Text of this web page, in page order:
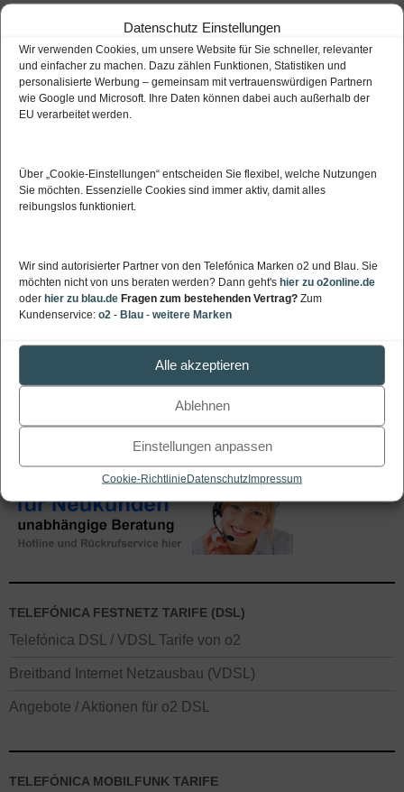
Datenschutz Einstellungen
Wir verwenden Cookies, um unsere Website für Sie schneller, relevanter
und einfacher zu machen. Dazu zählen Funktionen, Statistiken und
personalisierte Werbung – gemeinsam mit vertrauenswürdigen Partnern
wie Google und Microsoft. Ihre Daten können dabei auch außerhalb der
EU verarbeitet werden.
Über „Cookie‑Einstellungen“ entscheiden Sie flexibel, welche Nutzungen
Sie möchten. Essenzielle Cookies sind immer aktiv, damit alles
reibungslos funktioniert.
Wir sind autorisierter Partner von den Telefónica Marken o2 und Blau. Sie
möchten nicht von uns beraten werden? Dann geht's hier zu o2online.de
oder hier zu blau.de Fragen zum bestehenden Vertrag? Zum
Kundenservice: o2 - Blau - weitere Marken
Alle akzeptieren
Ablehnen
Einstellungen anpassen
Cookie-RichtlinieDatenschutzImpressum
Telefónica Angebote im Überblick
o2 Free – jetzt auch unlimited LTE
Neue DSL / VDSL Tarife von o2
Telefónica Angebote / Aktionen
Telefónica Mobilfunk Tarife
Kontakt / Tarifberatung
Seite durchsuchen
TELEFÓNICA FESTNETZ TARIFE (DSL)
Telefónica DSL / VDSL Tarife von o2
Breitband Internet Netzausbau (VDSL)
Angebote / Aktionen für o2 DSL
TELEFÓNICA MOBILFUNK TARIFE